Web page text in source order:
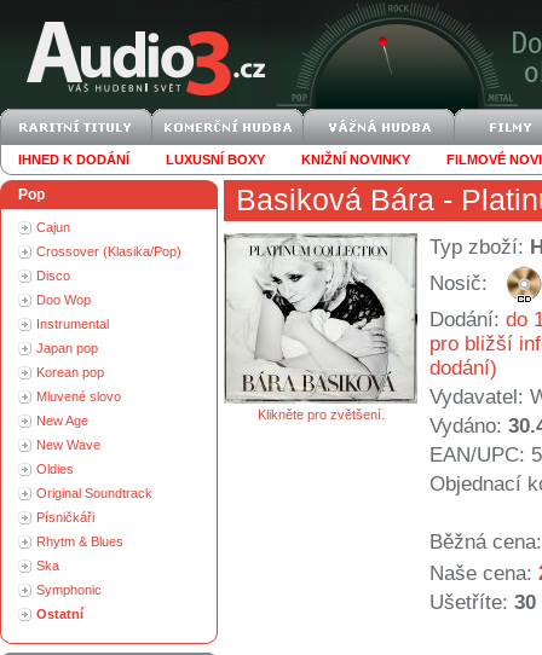
IHNED K DODÁNÍ LUXUSNÍ BOXY KNIŽNÍ NOVINKY FILMOVÉ
Pop
Cajun
Crossover (Klasika/Pop)
Disco
Doo Wop
Instrumental
Japan pop
Korean pop
Mluvené slovo
New Age
New Wave
Oldies
Original Soundtrack
Písničkáři
Rhytm & Blues
Ska
Symphonic
Ostatní
Basiková Bára -
Klikněte pro zvětšení.
Typ zboží:
Nosič:
Dodání: do
pro bližší
dodání)
Vydavatel:
Vydáno:
EAN/UPC:
Objednací
Běžná cena:
Naše cena:
Ušetříte: 30